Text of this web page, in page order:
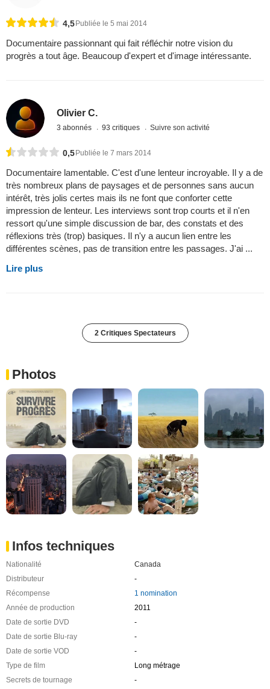
4,5 Publiée le 5 mai 2014
Documentaire passionnant qui fait réfléchir notre vision du
progrès a tout âge. Beaucoup d'expert et d'image intéressante.
Olivier C.
3 abonnés 93 critiques Suivre son activité
0,5Publiée le 7 mars 2014
Documentaire lamentable. C'est d'une lenteur incroyable. Il y a de
très nombreux plans de paysages et de personnes sans aucun
intérêt, très jolis certes mais ils ne font que conforter cette
impression de lenteur. Les interviews sont trop courts et il n'en
ressort qu'une simple discussion de bar, des constats et des
réflexions très (trop) basiques. Il n'y a aucun lien entre les
différentes scènes, pas de transition entre les passages. J'ai ...
Lire plus
2 Critiques Spectateurs
Photos
Infos techniques
Nationalité
Canada
Distributeur
-
Récompense
1 nomination
Année de production
2011
Date de sortie DVD
-
Date de sortie Blu-ray
-
Date de sortie VOD
-
Type de film
Long métrage
Secrets de tournage
-